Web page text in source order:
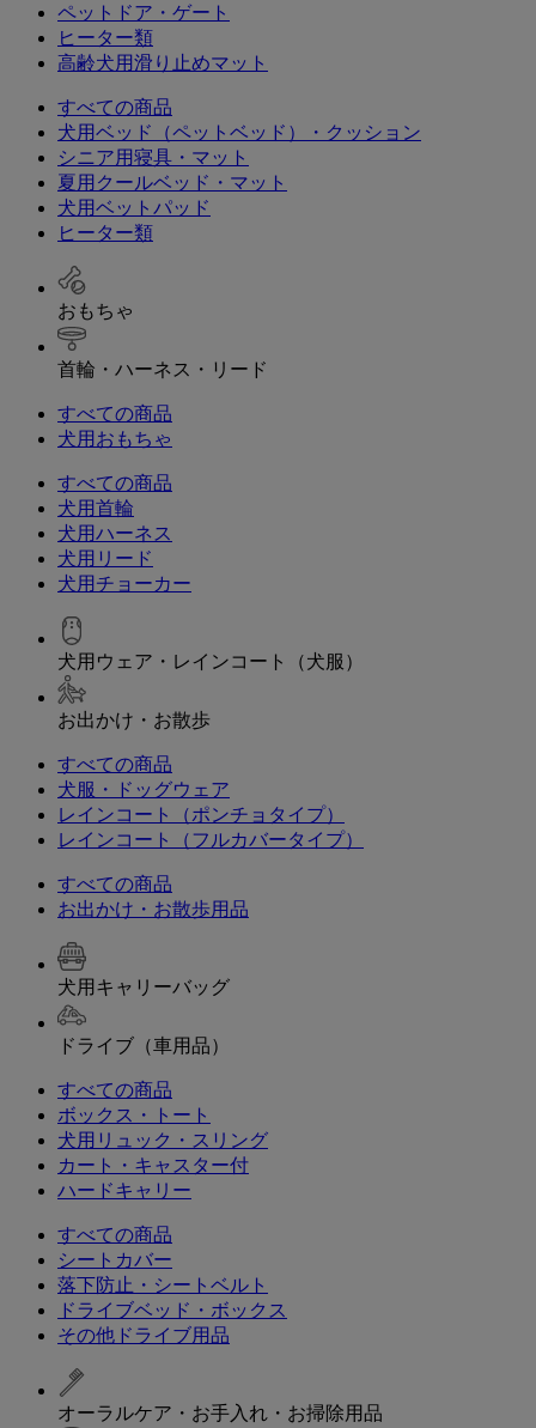
ペットドア・ゲート
ヒーター類
高齢犬用滑り止めマット
すべての商品
犬用ベッド（ペットベッド）・クッション
シニア用寝具・マット
夏用クールベッド・マット
犬用ベットパッド
ヒーター類
おもちゃ
首輪・ハーネス・リード
すべての商品
犬用おもちゃ
すべての商品
犬用首輪
犬用ハーネス
犬用リード
犬用チョーカー
犬用ウェア・レインコート（犬服）
お出かけ・お散歩
すべての商品
犬服・ドッグウェア
レインコート（ポンチョタイプ）
レインコート（フルカバータイプ）
すべての商品
お出かけ・お散歩用品
犬用キャリーバッグ
ドライブ（車用品）
すべての商品
ボックス・トート
犬用リュック・スリング
カート・キャスター付
ハードキャリー
すべての商品
シートカバー
落下防止・シートベルト
ドライブベッド・ボックス
その他ドライブ用品
オーラルケア・お手入れ・お掃除用品